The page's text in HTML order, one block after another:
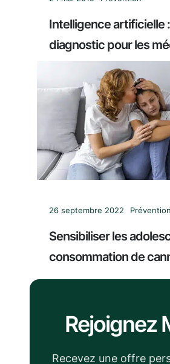
Intelligence artificielle
diagnostic pour les
26 septembre 2022 Prévention
Sensibiliser les
consommation de
Rejoignez
Recevez une offre